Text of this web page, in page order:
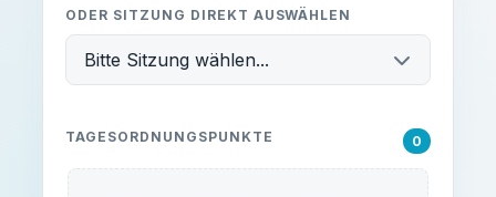
ODER SITZUNG DIREKT AUSWÄHLEN
Bitte Sitzung wählen...
TAGESORDNUNGSPUNKTE 0